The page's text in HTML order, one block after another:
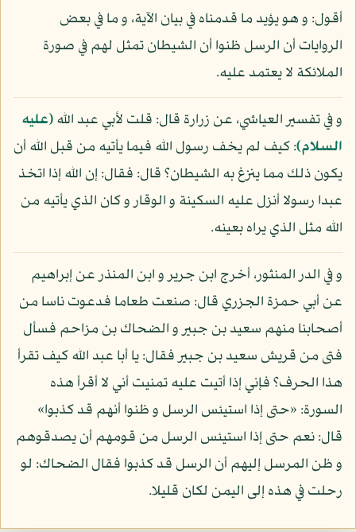
أقول: و هو يؤيد ما قدمناه في بيان الآية، و ما في بعض
الروايات أن الرسل ظنوا أن الشيطان تمثل لهم في صورة
الملائكة لا يعتمد عليه.
و في تفسير العياشي، عن زرارة قال: قلت لأبي عبد الله(عليه
السلام): كيف لم يخف رسول الله فيما يأتيه من قبل الله أن
يكون ذلك مما ينزغ به الشيطان؟ قال: فقال: إن الله إذا اتخذ
عبدا رسولا أنزل عليه السكينة و الوقار و كان الذي يأتيه من
الله مثل الذي يراه بعينه.
و في الدر المنثور، أخرج ابن جرير و ابن المنذر عن إبراهيم
عن أبي حمزة الجزري قال: صنعت طعاما فدعوت ناسا من
أصحابنا منهم سعيد بن جبير و الضحاك بن مزاحم فسأل
فتى من قريش سعيد بن جبير فقال: يا أبا عبد الله كيف تقرأ
هذا الحرف؟ فإني إذا أتيت عليه تمنيت أني لا أقرأ هذه
السورة: «حتى إذا استيئس الرسل و ظنوا أنهم قد كذبوا»
قال: نعم حتى إذا استيئس الرسل من قومهم أن يصدقوهم
و ظن المرسل إليهم أن الرسل قد كذبوا فقال الضحاك: لو
رحلت في هذه إلى اليمن لكان قليلا.